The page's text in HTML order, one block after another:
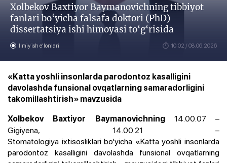
Xolbekov Baxtiyor Baymanovichning tibbiyot
fanlari bo‘yicha falsafa doktori (PhD)
dissertatsiya ishi himoyasi to‘g‘risida
Ilmiy ish eʼlonlari 10:02 / 08.06.2026
«Katta yoshli insonlarda parodontoz kasalligini
davolashda funsional ovqatlarning samaradorligini
takomillashtirish» mavzusida
Xolbekov Baxtiyor Baymanovichning
14.00.07 –
Gigiyena, 14.00.21 –
Stomatologiya ixtisosliklari bo‘yicha «Katta yoshli insonlarda
parodontoz kasalligini davolashda funsional ovqatlarning